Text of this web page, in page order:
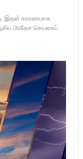
இதன் காரணமாக
பிரதேச செயலகப்